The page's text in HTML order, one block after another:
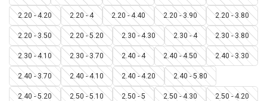
2.20 - 4.20 2.20 - 4 2.20 - 4.40 2.20 - 3.90 2.20 - 3.80
2.20 - 3.50 2.20 - 5.20 2.30 - 4.30 2.30 - 4 2.30 - 3.80
2.30 - 4.10 2.30 - 3.70 2.40 - 4 2.40 - 4.50 2.40 - 3.30
2.40 - 3.70 2.40 - 4.10 2.40 - 4.20 2.40 - 5.80
2.40 - 5.20 2.50 - 5.10 2.50 - 5 2.50 - 4.30 2.50 - 4.20